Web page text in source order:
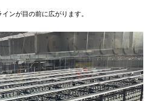
ンが目の前に広がります。